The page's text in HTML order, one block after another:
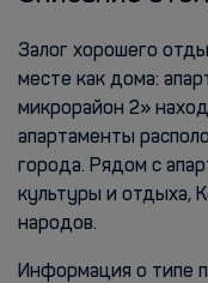
Залог хорошего
месте как дома:
микрорайон 2»
апартаменты
города. Рядом с
культуры и отдыха,
народов.
Информация о типе